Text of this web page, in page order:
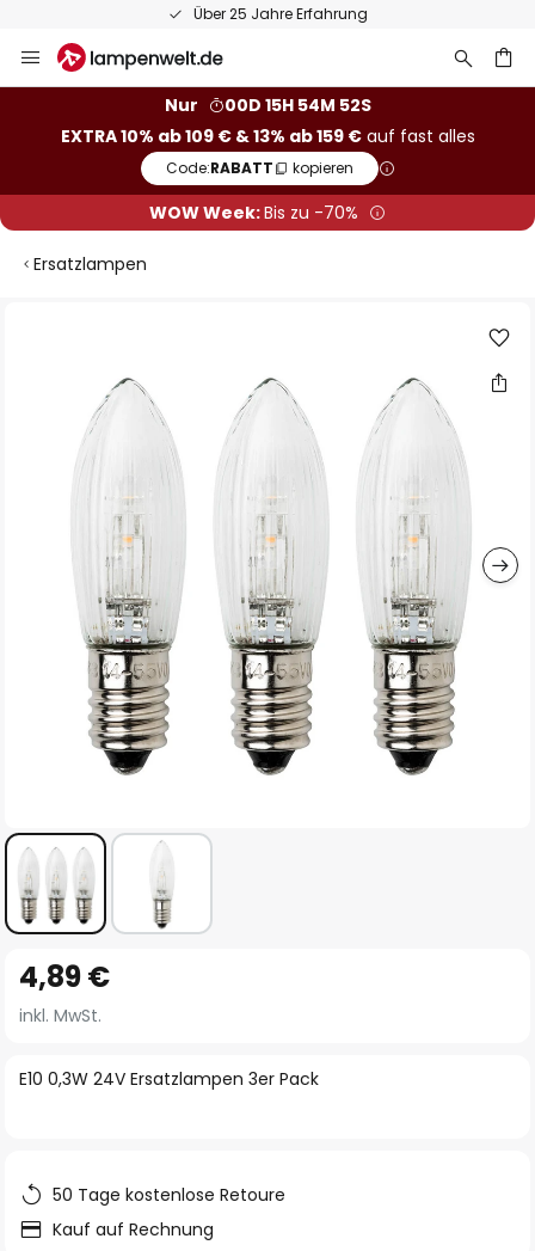
Über 25 Jahre Erfahrung
Inhalt
Nur
00D 15H 54M 51S
EXTRA 10% ab 109 € & 13% ab 159 €auf fast alles
Code:RABATT kopieren
WOW Week:Bis zu -70%
Ersatzlampen
Bildgalerie
springen
Anfang
der
springen
E10 0,3W 24V Ersatzlampen 3er Pack
4,89 €
inkl. MwSt.
50 Tage kostenlose Retoure
Kauf auf Rechnung